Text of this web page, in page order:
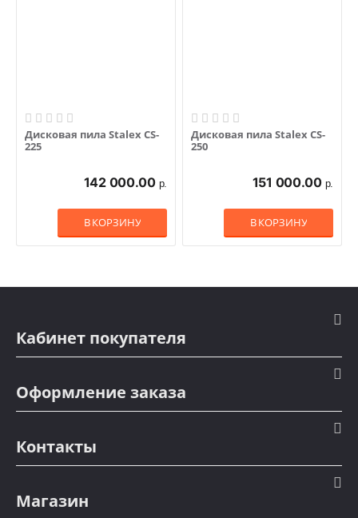
Дисковая пила Stalex CS-
225
142 000.00 р.
В КОРЗИНУ
Дисковая пила Stalex CS-
250
151 000.00 р.
В КОРЗИНУ
Кабинет покупателя
Оформление заказа
Контакты
Магазин